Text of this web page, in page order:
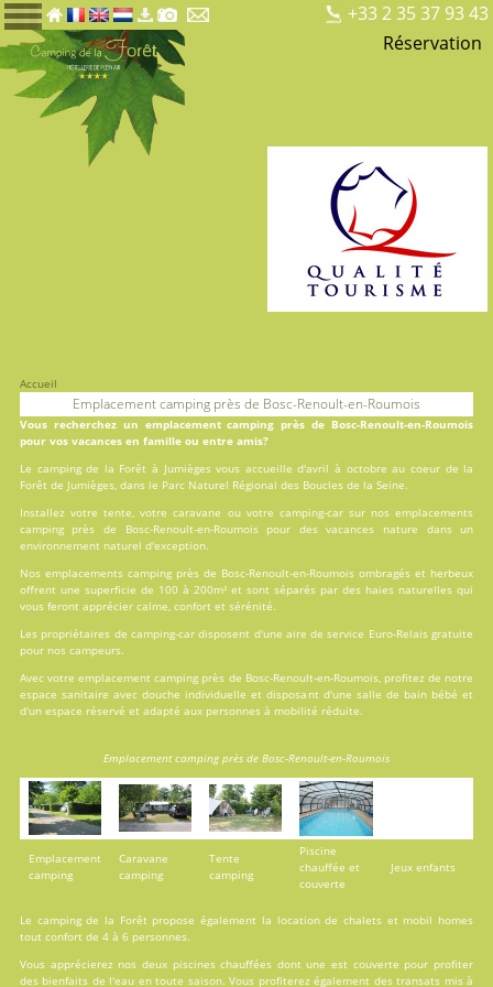
+33 2 35 37 93 43
Réservation
Accueil
Emplacement camping près de Bosc-Renoult-en-Roumois
Vous recherchez un emplacement camping près de Bosc-Renoult-en-Roumois
pour vos vacances en famille ou entre amis?
Le camping de la Forêt à Jumièges vous accueille d'avril à octobre au coeur de la
Forêt de Jumièges, dans le Parc Naturel Régional des Boucles de la Seine.
Installez votre tente, votre caravane ou votre camping-car sur nosemplacements
camping près de Bosc-Renoult-en-Roumois pour des vacances nature dans un
environnement naturel d'exception.
Nos emplacements camping près de Bosc-Renoult-en-Roumois ombragés et herbeux
offrent une superficie de 100 à 200m² et sont séparés par des haies naturelles qui
vous feront apprécier calme, confort et sérénité.
Les propriétaires de camping-car disposent d'une aire de service Euro-Relais gratuite
pour nos campeurs.
Avec votre emplacement camping près de Bosc-Renoult-en-Roumois, profitez de notre
espace sanitaire avec douche individuelle et disposant d'une salle de bain bébé et
d'un espace réservé et adapté aux personnes à mobilité réduite.
Emplacement camping près de Bosc-Renoult-en-Roumois
Emplacement
camping
Caravane
camping
Tente
camping
Piscine
chauffée et
couverte
Jeux enfants
Le camping de la Forêt propose également la locationde chalets et mobil homes
tout confort de 4 à 6 personnes.
Vous apprécierez nos deux piscineschauffées dont une est couverte pour profiter
des bienfaits de l'eau en toute saison. Vous profiterez également des transats mis à